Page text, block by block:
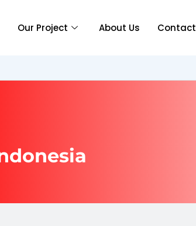
Our Project About Us Contact